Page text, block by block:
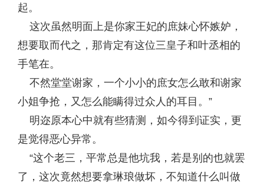
起。
这次虽然明面上是你家王妃的庶妹心怀嫉妒，
想要取而代之，那肯定有这位三皇子和叶丞相的
手笔在。
不然堂堂谢家，一个小小的庶女怎么敢和谢家
小姐争抢，又怎么能瞒得过众人的耳目。”
明迩原本心中就有些猜测，如今得到证实，更
是觉得恶心异常。
“这个老三，平常总是他坑我，若是别的也就罢
了，这次竟然想要拿琳琅做坏，不知道什么叫做